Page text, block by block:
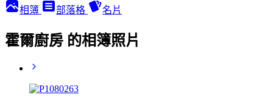
相簿 部落格 名片
霍爾廚房 的相簿照片